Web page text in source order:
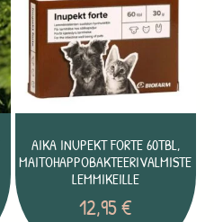
AIKA INUPEKT FORTE 60TBL,
MAITOHAPPOBAKTEERIVALMISTE
LEMMIKEILLE
12,95€